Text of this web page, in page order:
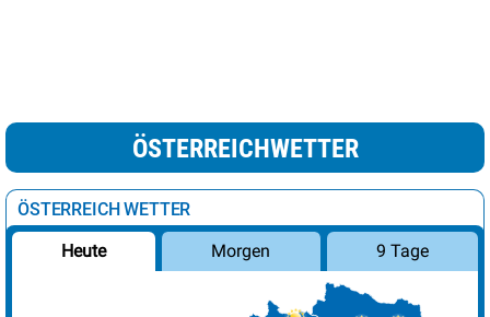
ÖSTERREICHWETTER
ÖSTERREICH WETTER
Heute Morgen 9 Tage